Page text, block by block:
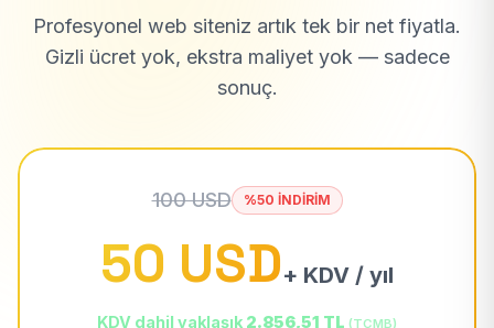
Profesyonel web siteniz artık tek bir net fiyatla.
Gizli ücret yok, ekstra maliyet yok — sadece
sonuç.
100 USD %50 İNDİRİM
50 USD+ KDV / yıl
KDV dahil yaklaşık 2.856,51 TL (TCMB)